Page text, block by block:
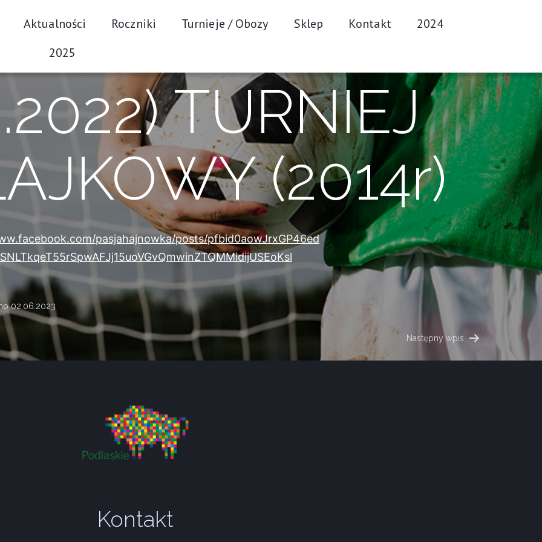
Aktualności Roczniki Turnieje / Obozy Sklep Kontakt
2024
2025
TURNIEJ
(2014r)
pasjahajnowka/posts/pfbid0aowJrxGP46ed
02.06.2023
Następny wpis
Kontakt